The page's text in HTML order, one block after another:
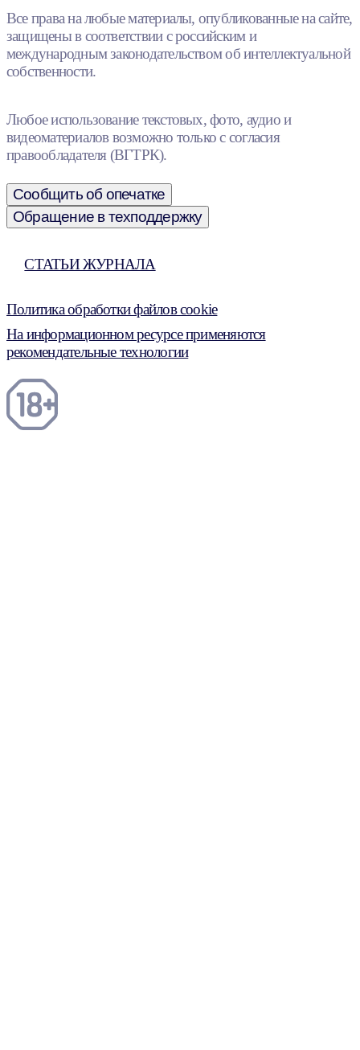
Все права на любые материалы, опубликованные на сайте,
защищены в соответствии с российским и
международным законодательством об интеллектуальной
собственности.
Любое использование текстовых, фото, аудио и
видеоматериалов возможно только с согласия
правообладателя (ВГТРК).
Сообщить об опечатке
Обращение в техподдержку
СТАТЬИ ЖУРНАЛА
Политика обработки файлов cookie
На информационном ресурсе применяются
рекомендательные технологии